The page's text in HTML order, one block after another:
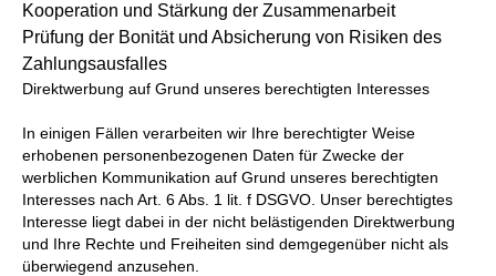
Kooperation und Stärkung der Zusammenarbeit
Prüfung der Bonität und Absicherung von Risiken des
Zahlungsausfalles
Direktwerbung auf Grund unseres berechtigten Interesses
In einigen Fällen verarbeiten wir Ihre berechtigter Weise
erhobenen personenbezogenen Daten für Zwecke der
werblichen Kommunikation auf Grund unseres berechtigten
Interesses nach Art. 6 Abs. 1 lit. f DSGVO. Unser berechtigtes
Interesse liegt dabei in der nicht belästigenden Direktwerbung
und Ihre Rechte und Freiheiten sind demgegenüber nicht als
überwiegend anzusehen.